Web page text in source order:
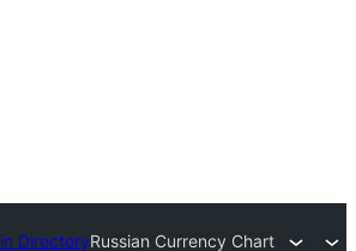
DirectoryRussian Currency Chart